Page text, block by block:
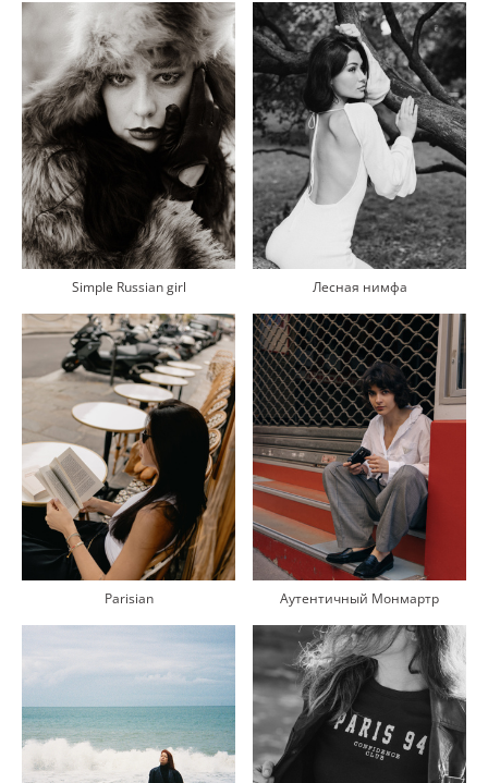
Simple Russian girl Лесная нимфа
Parisian Аутентичный Монмартр